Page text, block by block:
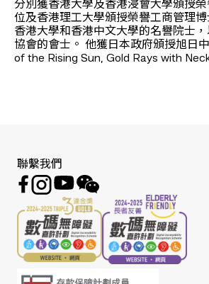
分別獲香港大學及香港浸會大學頒授
位及香港理工大學頒授榮譽工商管理
香港大學和香港中文大學的名譽院士
協會的會士。 他獲日本政府頒授旭日
of the Rising Sun, Gold Rays with
聯繫我們